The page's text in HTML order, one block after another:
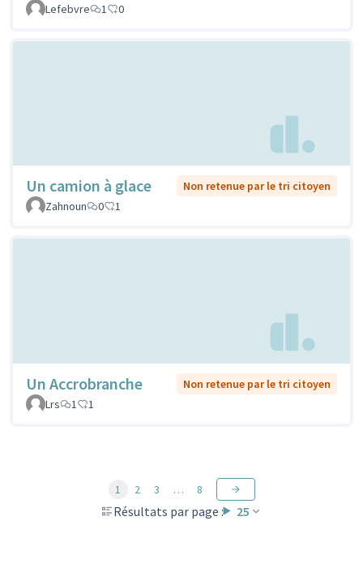
Lefebvre
1 0
Un camion à glace
Non retenue par le tri citoyen
Zahnoun
0 1
Un Accrobranche
Non retenue par le tri citoyen
Lrs
1 1
Résultats par page : 25
1 2 3 … 8